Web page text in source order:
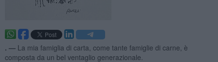
. — La mia famiglia di carta, come tante famiglie di carne, è
composta da un bel ventaglio generazionale.